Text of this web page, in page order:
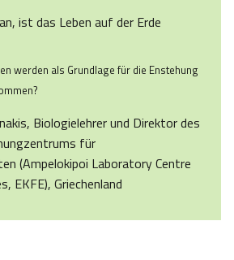
ist das Leben auf der Erde
werden als Grundlage für die Enstehung
Biologielehrer und Direktor des
für
(Ampelokipoi Laboratory Centre
EKFE), Griechenland